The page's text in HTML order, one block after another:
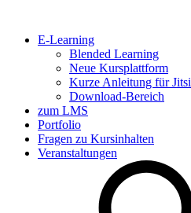
E-Learning
Blended Learning
Neue Kursplattform
Kurze Anleitung für Jitsi
Download-Bereich
zum LMS
Portfolio
Fragen zu Kursinhalten
Veranstaltungen